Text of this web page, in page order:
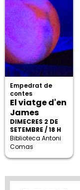
Empedrat de
contes
El viatge d'en
James
DIMECRES 2 DE
SETEMBRE / 18 H
Biblioteca Antoni
Comas